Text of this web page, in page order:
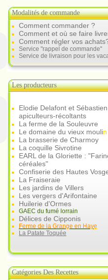
Modalités de commande
Comment commander ?
Comment et où se faire
Comment régler vos
Service "rappel de commande"
Service de livraison pour les
Les producteurs
Elodie Delafont et Sébastien
apiculteurs-récoltants
La ferme de la Souleuvre
Le domaine du vieux moulin
La brasserie de Charmoy
La coquille Sivrotine
EARL de la Gloriette :
céréales"
Confiserie des Hautes
La Fraiseraie
Les jardins de Villers
Les vergers d'Arifontaine
Huilerie d'Ormes
GAEC du fumé lorrain
Délices de Cipponis
Ferme de la Grange en Haye
La Patate Toquée
Catégories Des Recettes